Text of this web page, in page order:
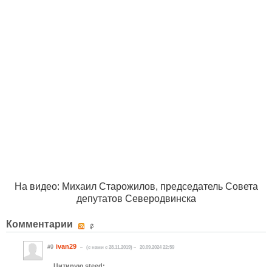
На видео: Михаил Старожилов, председатель Совета
депутатов Северодвинска
Комментарии
#9 ivan29 (c нами с 28.11.2019) 20.09.2024 22:59